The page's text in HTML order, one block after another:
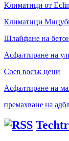
Климатици от
Климатици
Шлайфане на
Асфалтиране на
Соев восък цени
Асфалтиране на
премахване на